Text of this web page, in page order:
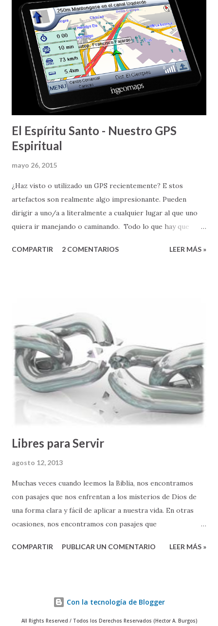
que yo me refiero, no es cualquier amor (no es el amor
barato y superficial que nos venden por ahí), El amor del
que les estoy hablando es, nada más y nada menos, que el
amor de Dios, en Cristo Jesús - Aleluya. Amor que es
perfecto, eterno, y que tiene la capacidad y habilidad de
cambiarlo TODO . ---
El Espíritu Santo - Nuestro GPS
Espiritual
mayo 26, 2015
¿Haz visto o utilizado un GPS recientemente? E stos
artefactos son realmente algo impresionante. Pueden
dirigir a uno/a a literalmente a cualquier lugar al que uno
quiera ir manejando o caminando. Todo lo que hay que
y el GPS, basado en la información de carreteras que tienen
impresionante es que si uno, por cualquier razón, se pasa
una de las instrucciones, el sistema de procesamiento del
GPS tiene la capacidad de recalcular una ruta alterna que
nos permite aun llegar a nuestro destino de manera
segura. Para mí este es el mejor invento que puedan haber
hecho para personas, como yo, que no nos gusta andar
perdidos. Y lo que pasa es que a nadie le gusta andar
COMPARTIR 2 COMENTARIOS LEER MÁS »
Libres para Servir
agosto 12, 2013
Muchas veces cuando leemos la Biblia, nos encontramos
con pasajes que nos enfrentan a los misterios de Dios de
una forma clara y fácil de aplicar a nuestra vida. En otras
ocasiones, nos encontramos con pasajes que
entender" . El pasaje que leímos hoy en Lucas 12:32-34, en
Jesús decirle a sus discípulos: "Vendan sus bienes y den a los
pobres" . Reflexionar sobre estas palabras de Jesús, hoy en
COMPARTIR PUBLICAR UN COMENTARIO LEER MÁS »
Con la tecnología de Blogger
All Rights Reserved / Todos los Derechos Reservados (Hector A. Burgos)